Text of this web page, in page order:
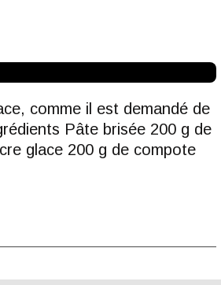
comme il est demandé de
Pâte brisée 200 g de
glace 200 g de compote